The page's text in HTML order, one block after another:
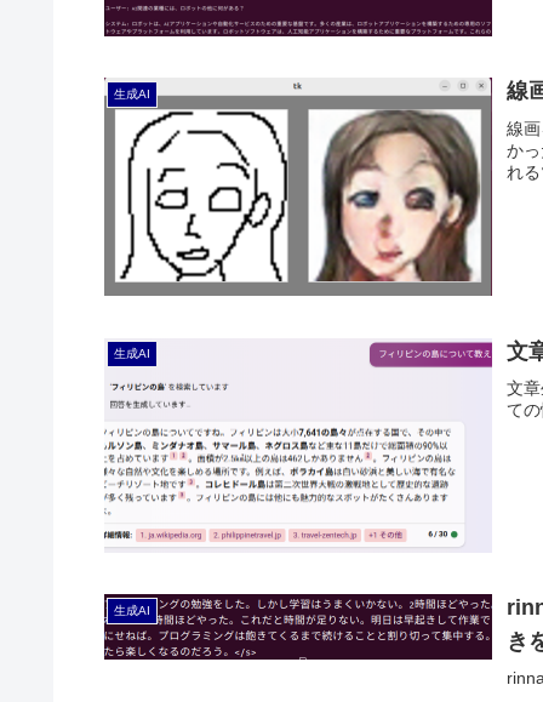
生成AI 線
線
か
れ
生成AI 文
文
て
生成AI
き